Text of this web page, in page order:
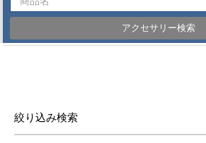
アクセサリー検索
絞り込み検索